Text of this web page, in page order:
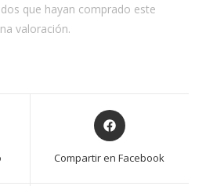
que hayan comprado este
valoración.
Opens
in
new
Compartir en Facebook